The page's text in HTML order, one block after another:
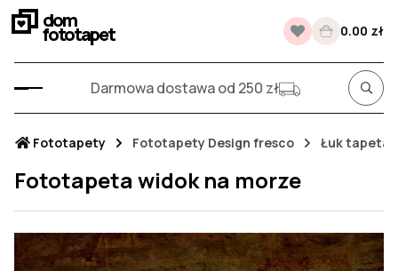
dom
fototapet 0.00 zł
Darmowa dostawa od 250 zł
Fototapety Fototapety Design fresco Łuk tapeta
Fototapeta widok na morze